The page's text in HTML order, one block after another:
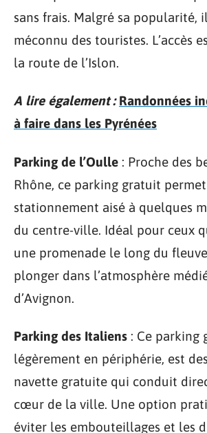
sans frais. Malgré sa popularité,
méconnu des touristes. L’accès
la route de l’Islon.
A lire également : Randonnées
à faire dans les Pyrénées
Parking de l’Oulle : Proche des
Rhône, ce parking gratuit
stationnement aisé à quelques
du centre-ville. Idéal pour ceux
une promenade le long du
plonger dans l’atmosphère
d’Avignon.
Parking des Italiens : Ce parking
légèrement en périphérie, est
navette gratuite qui conduit
cœur de la ville. Une option
éviter les embouteillages et les